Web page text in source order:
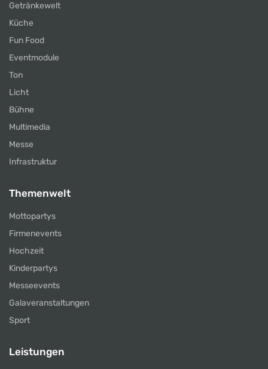
Getränkewelt
Küche
Fun Food
Eventmodule
Ton
Licht
Bühne
Multimedia
Messe
Infrastruktur
Themenwelt
Mottopartys
Firmenevents
Hochzeit
Kinderpartys
Messeevents
Galaveranstaltungen
Sport
Leistungen